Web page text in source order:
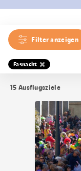
Filter anzeigen
Fasnacht
15 Ausflugsziele